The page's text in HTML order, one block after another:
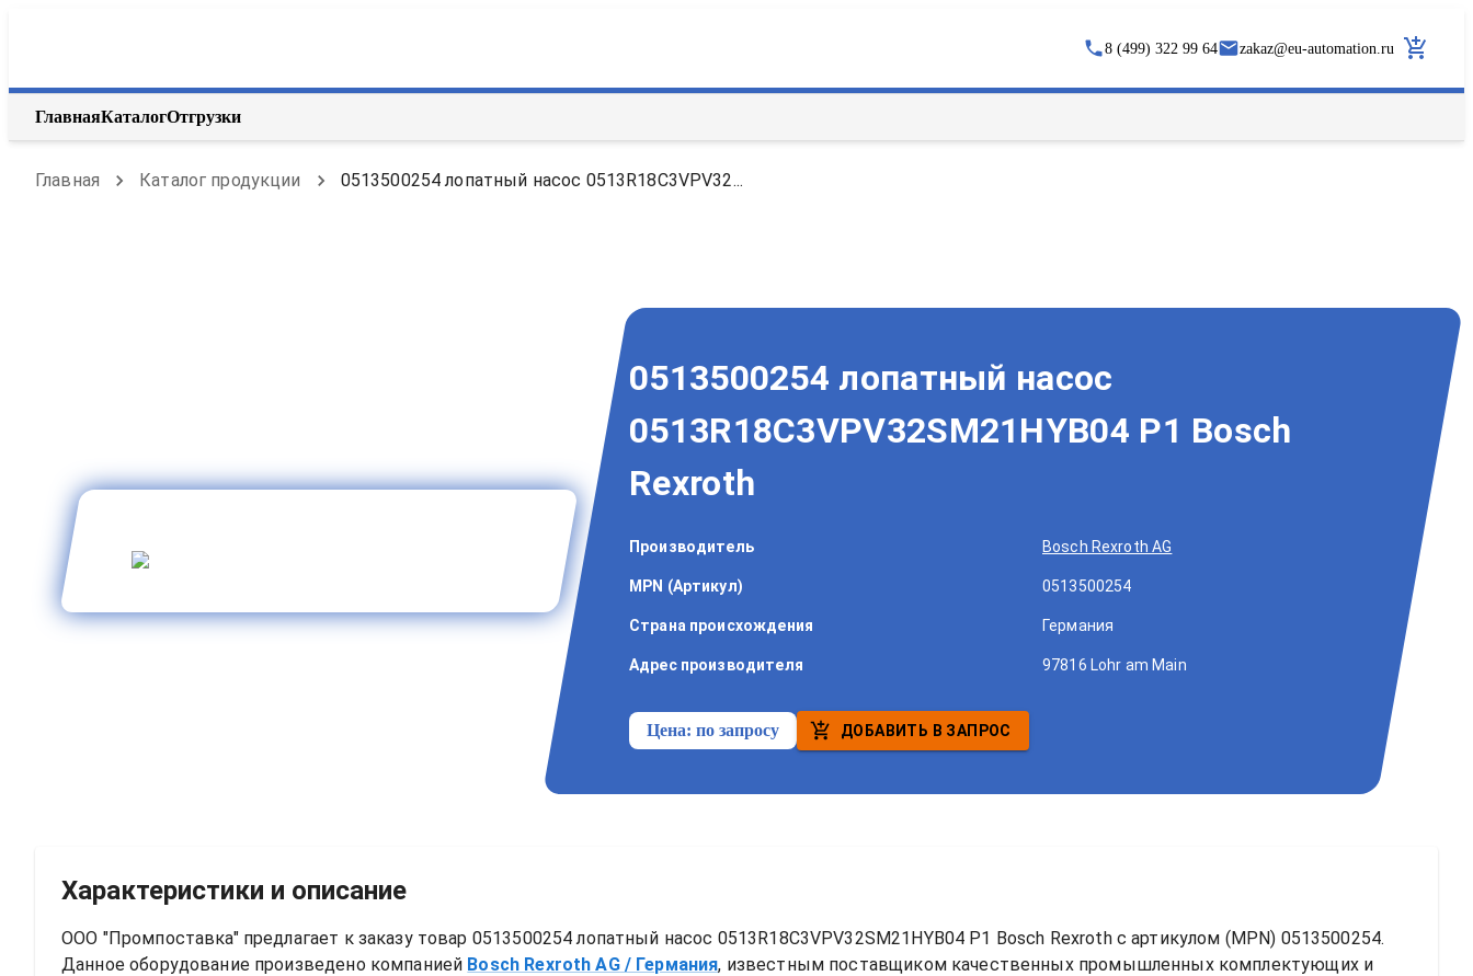
8 (499) 322 99 64 zakaz@eu-automation.ru
ГлавнаяКаталогОтгрузки
Главная Каталог продукции 0513500254 лопатный насос 0513R18C3VPV32...
0513500254 лопатный насос
0513R18C3VPV32SM21HYB04 P1 Bosch
Rexroth
Производитель Bosch Rexroth AG
MPN (Артикул) 0513500254
Страна происхождения Германия
Адрес производителя 97816 Lohr am Main
Цена:по запросу ДОБАВИТЬ В ЗАПРОС
Характеристики и описание
ООО "Промпоставка" предлагает к заказу товар 0513500254 лопатный насос 0513R18C3VPV32SM21HYB04 P1 Bosch Rexroth с артикулом (MPN) 0513500254.
Данное оборудование произведено компанией Bosch Rexroth AG / Германия, известным поставщиком качественных промышленных комплектующих и